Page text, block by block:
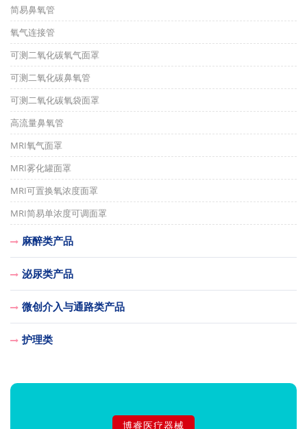
简易鼻氧管
氧气连接管
可测二氧化碳氧气面罩
可测二氧化碳鼻氧管
可测二氧化碳氧袋面罩
高流量鼻氧管
MRI氧气面罩
MRI雾化罐面罩
MRI可置换氧浓度面罩
MRI简易单浓度可调面罩
麻醉类产品
泌尿类产品
微创介入与通路类产品
护理类
博睿医疗器械